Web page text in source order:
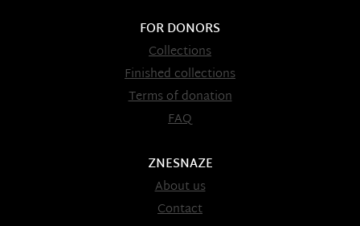
FOR DONORS
Collections
Finished collections
Terms of donation
FAQ
ZNESNAZE
About us
Contact